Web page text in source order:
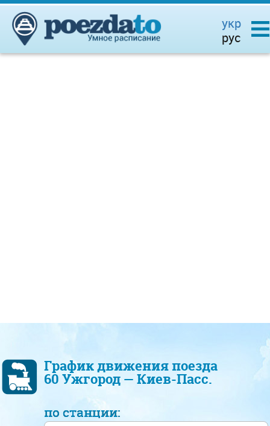
укр
рус
График движения поезда
60 Ужгород — Киев-Пасс.
по станции: